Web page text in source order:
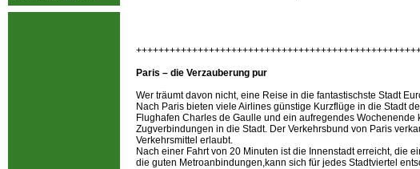
Paris – die Verzauberung pur
Wer träumt davon nicht, eine Reise in die fantastischste Stadt
Nach Paris bieten viele Airlines günstige Kurzflüge in die Stadt
Flughafen Charles de Gaulle und ein aufregendes
Zugverbindungen in die Stadt. Der Verkehrsbund von Paris
Verkehrsmittel erlaubt.
Nach einer Fahrt von 20 Minuten ist die Innenstadt erreicht, die
die guten Metroanbindungen,kann sich für jedes Stadtviertel